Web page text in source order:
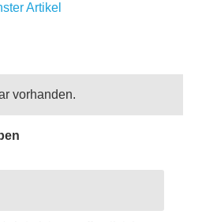
Artikel
vorhanden.